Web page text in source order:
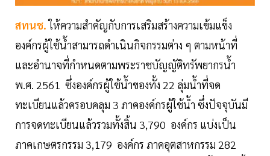
สทนช.ให้ความสำคัญกับการเสริมสร้างความเข้มแข็ง
องค์กรผู้ใช้น้ำสามารถดำเนินกิจกรรมต่าง ๆ ตามหน้าที่
และอำนาจที่กำหนดตามพระราชบัญญัติทรัพยากรน้ำ
พ.ศ. 2561 ซึ่งองค์กรผู้ใช้น้ำของทั้ง 22 ลุ่มน้ำที่จด
ทะเบียนแล้วครอบคลุม 3 ภาคองค์กรผู้ใช้น้ำ ซึ่งปัจจุบันมี
การจดทะเบียนแล้วรวมทั้งสิ้น 3,790 องค์กร แบ่งเป็น
ภาคเกษตรกรรม 3,179 องค์กร ภาคอุตสาหกรรม 282